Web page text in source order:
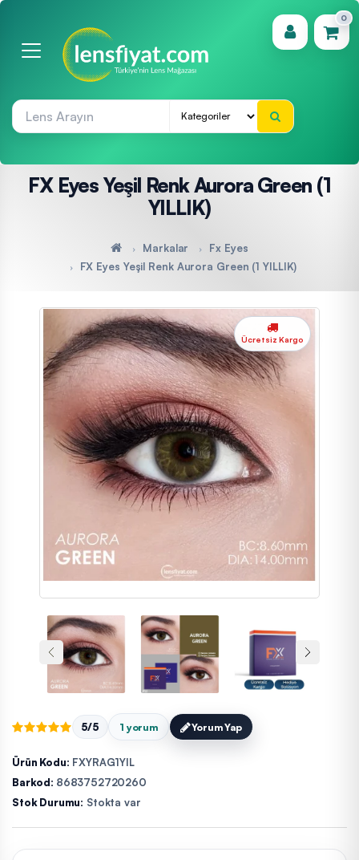
0
(0)
FX Eyes Yeşil Renk Aurora Green (1
YILLIK)
Markalar
Fx Eyes
FX Eyes Yeşil Renk Aurora Green (1 YILLIK)
Ücretsiz Kargo
5/5 1 yorum Yorum Yap
Ürün Kodu: FXYRAG1YIL
Barkod: 8683752720260
Stok Durumu: Stokta var